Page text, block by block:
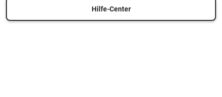
Hilfe-Center